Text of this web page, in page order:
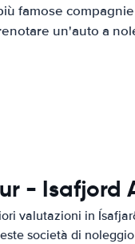
famose
un'auto a
- Isafjord
valutazioni in
società di